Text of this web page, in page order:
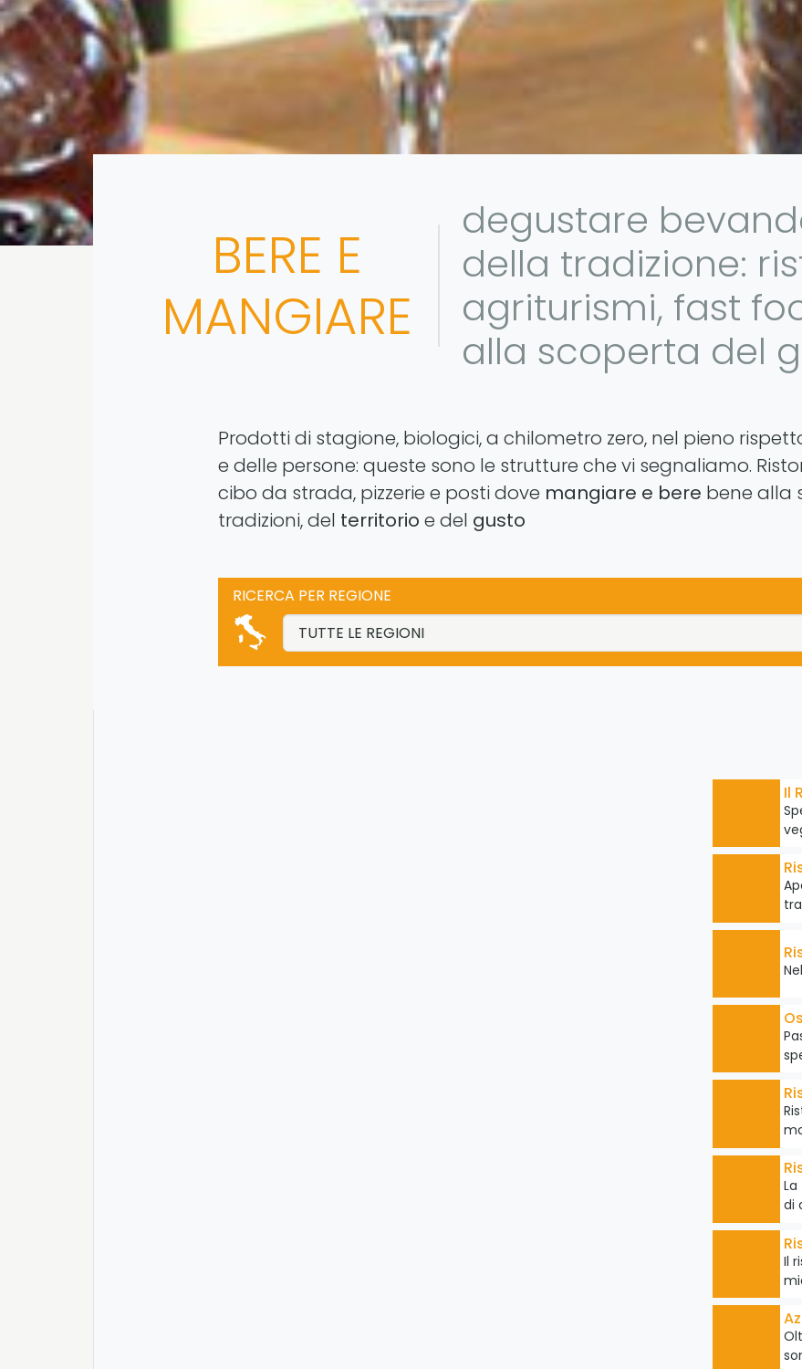
BERE E
MANGIARE
degustare
della tradizione:
agriturismi, fast
alla scoperta del
Prodotti di stagione, biologici, a chilometro zero, nel pieno
e delle persone: queste sono le strutture che vi segnaliamo.
cibo da strada, pizzerie e posti dove mangiare e bere bene alla
tradizioni, del territorio e del gusto
RICERCA PER REGIONE
Il
di
Il